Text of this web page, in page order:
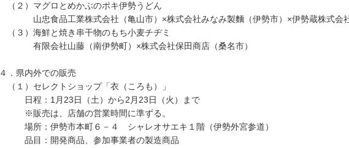
（２）マグロとめかぶのポキ伊勢うどん
山忠食品工業株式会社（亀山市）×株式会社みなみ製麵（伊勢市）×伊勢蔵株式会社
（３）海鮮と焼き串干物のもち小麦チヂミ
有限会社山藤（南伊勢町）×株式会社保田商店（桑名市）
４．県内外での販売
（１）セレクトショップ「衣（ころも）」
日程：1⽉23⽇（⼟）から2⽉23⽇（火）まで
※販売は、店舗の営業時間に準ずる。
場所：伊勢市本町６－４ シャレオサエキ１階（伊勢外宮参道）
品目：開発商品、参加事業者の製造商品